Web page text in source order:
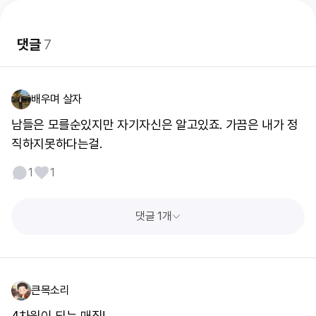
댓글7
배우며 살자
남들은 모를순있지만 자기자신은 알고있죠. 가끔은 내가 정
직하지못하다는걸.
1 1
댓글 1개
큰목소리